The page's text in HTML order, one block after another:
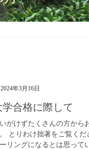
2024年3月16日
学合格に際して
がけずたくさんの方から
とりわけ拙著をご覧く
リングになるとは思って